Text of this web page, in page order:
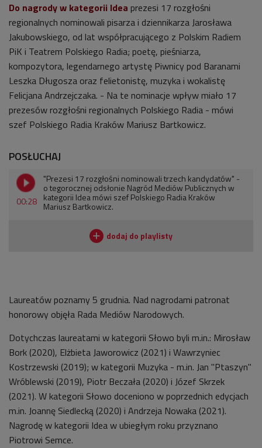
Do nagrody w kategorii Idea prezesi 17 rozgłośni
regionalnych nominowali pisarza i dziennikarza Jarosława
Jakubowskiego, od lat współpracującego z Polskim Radiem
PiK i Teatrem Polskiego Radia; poetę, pieśniarza,
kompozytora, legendarnego artystę Piwnicy pod Baranami
Leszka Długosza oraz felietonistę, muzyka i wokalistę
Felicjana Andrzejczaka. - Na te nominacje wpływ miało 17
prezesów rozgłośni regionalnych Polskiego Radia - mówi
szef Polskiego Radia Kraków Mariusz Bartkowicz.
POSŁUCHAJ
00:28
"Prezesi 17 rozgłośni nominowali trzech kandydatów" -
o tegorocznej odsłonie Nagród Mediów Publicznych w
kategorii Idea mówi szef Polskiego Radia Kraków
Mariusz Bartkowicz.
Laureatów poznamy 5 grudnia. Nad nagrodami patronat
honorowy objęła Rada Mediów Narodowych.
Dotychczas laureatami w kategorii Słowo byli m.in.: Mirosław
Bork (2020), Elżbieta Jaworowicz (2021) i Wawrzyniec
Kostrzewski (2019); w kategorii Muzyka - m.in. Jan "Ptaszyn"
Wróblewski (2019), Piotr Beczała (2020) i Józef Skrzek
(2021). W kategorii Słowo doceniono w poprzednich edycjach
m.in. Joannę Siedlecką (2020) i Andrzeja Nowaka (2021).
Nagrodę w kategorii Idea w ubiegłym roku przyznano
Piotrowi Semce.